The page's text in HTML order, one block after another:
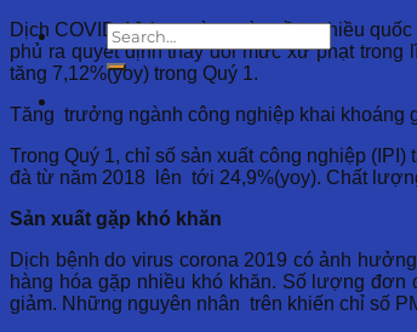
Dịch COVID-19 bao trùm toàn cầu, nhiều
phủ ra quyết định thay đổi mức xử phạt
tăng 7,12%(yoy) trong Quý 1.
Tăng trưởng ngành công nghiệp khai khoáng
Trong Quý 1, chỉ số sản xuất công nghiệp
đà từ năm 2018 lên tới 24,9%(yoy). Chất
Sản xuất gặp khó khăn
Dịch bệnh do virus corona 2019 có ảnh
hàng hóa gặp nhiều khó khăn. Số lượng
giảm. Những nguyên nhân trên khiến chỉ số